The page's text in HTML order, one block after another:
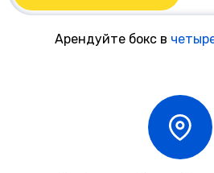
Арендуйте бокс в